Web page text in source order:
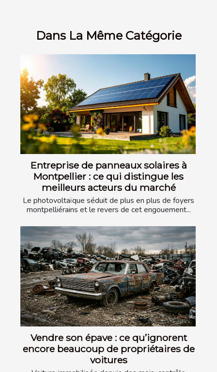
Dans La Même Catégorie
Entreprise de panneaux solaires à
Montpellier : ce qui distingue les
meilleurs acteurs du marché
Le photovoltaïque séduit de plus en plus de foyers
montpelliérains et le revers de cet engouement...
Vendre son épave : ce qu’ignorent
encore beaucoup de propriétaires de
voitures